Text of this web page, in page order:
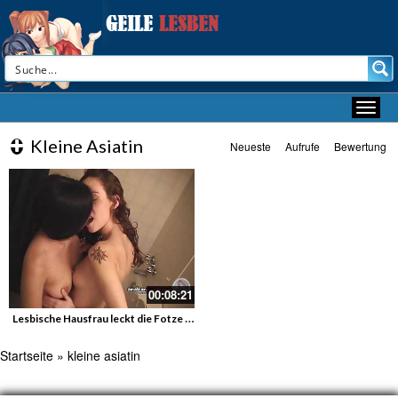
Kleine Asiatin Neueste Aufrufe Bewertung
00:08:21
Lesbische Hausfrau leckt die Fotze ihrer Freundin
Startseite » kleine asiatin